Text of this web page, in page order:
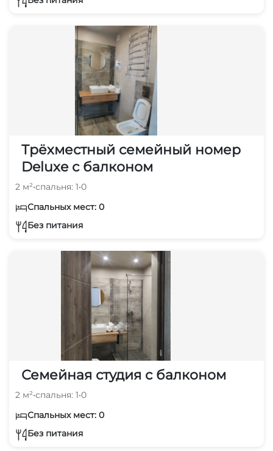
Трёхместный семейный номер
Deluxe с балконом
2 м²•спальня: 1•0
Спальных мест: 0
Без питания
Семейная студия с балконом
2 м²•спальня: 1•0
Спальных мест: 0
Без питания